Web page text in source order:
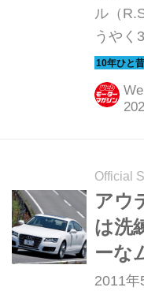
ル（
うやく
ックな
売が日
ヌの本
ヌ」の
る「
ってみ
Motor
Official
アウ
は洗
ーな
た【
2011年